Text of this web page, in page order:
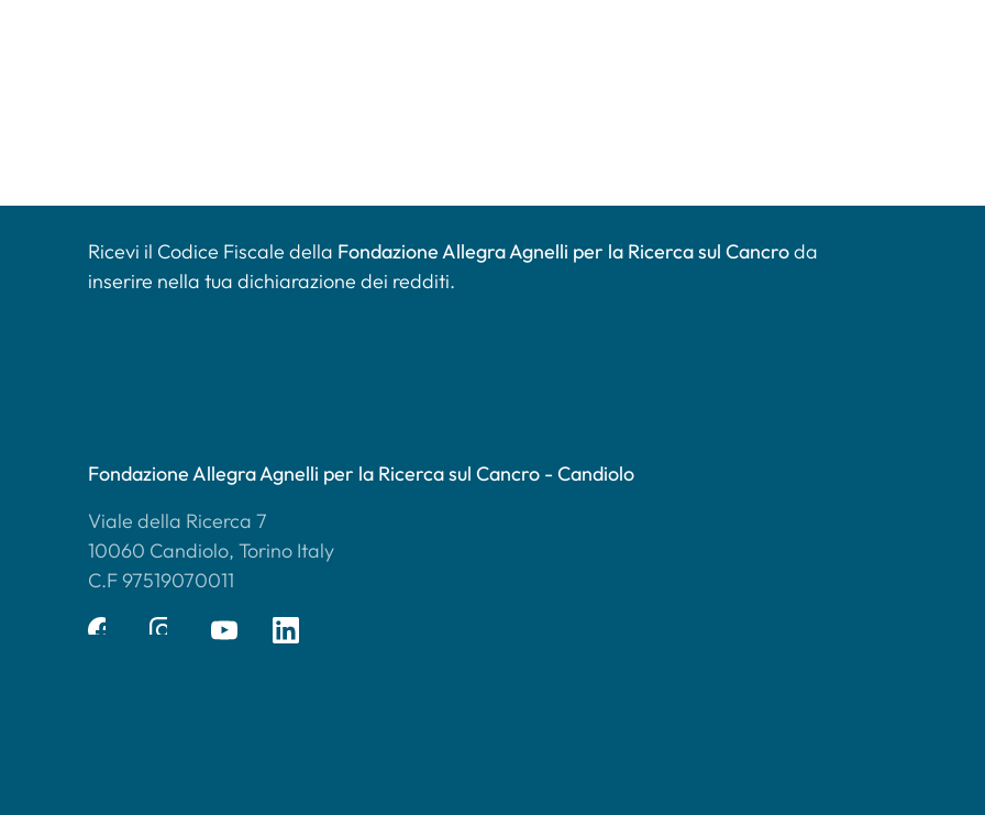
Ricevi il Codice Fiscale della Fondazione Allegra Agnelli per la Ricerca sul Cancroda
inserire nella tua dichiarazione dei redditi.
Fondazione Allegra Agnelli per la Ricerca sul Cancro - Candiolo
Viale della Ricerca 7
10060 Candiolo, Torino Italy
C.F 97519070011